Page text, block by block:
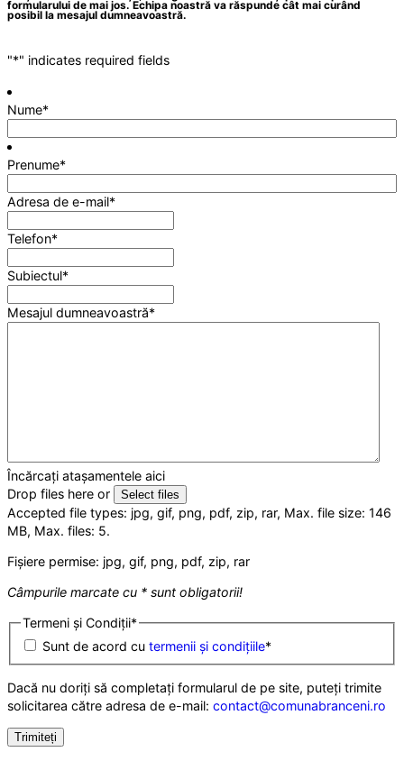
formularului de mai jos. Echipa noastră va răspunde cât mai curând
posibil la mesajul dumneavoastră.
"*" indicates required fields
Nume*
Prenume*
Adresa de e-mail*
Telefon*
Subiectul*
Mesajul dumneavoastră*
Încărcați atașamentele aici
Drop files here or
Select files
Accepted file types: jpg, gif, png, pdf, zip, rar, Max. file size: 146
MB, Max. files: 5.
Fișiere permise: jpg, gif, png, pdf, zip, rar
Câmpurile marcate cu * sunt obligatorii!
Termeni și Condiții*
Sunt de acord cu termenii și condițiile*
Dacă nu doriți să completați formularul de pe site, puteți trimite
solicitarea către adresa de e-mail: contact@comunabranceni.ro